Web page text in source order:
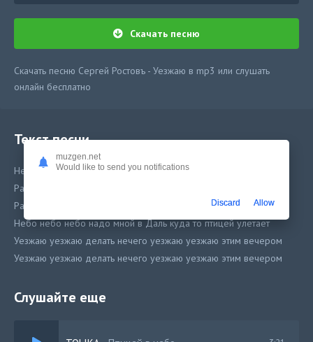
Скачать песню
Скачать песню Сергей Ростовъ - Уезжаю в mp3 или слушать
онлайн бесплатно
Текст песни
Небо небо небо надо мной в Даль куда то птицей улетает
Расстаемся милая с тобой утренний туман как сон растает
Расстаемся милая с тобой утренний туман как сон растает
Небо небо небо надо мной в Даль куда то птицей улетает
Уезжаю уезжаю делать нечего уезжаю уезжаю этим вечером
Уезжаю уезжаю делать нечего уезжаю уезжаю этим вечером
Слушайте еще
muzgen.net
Would like to send you notifications
Discard Allow